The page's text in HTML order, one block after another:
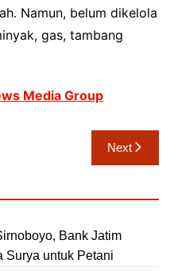
Namun, belum dikelola
gas, tambang
Media Group
Next